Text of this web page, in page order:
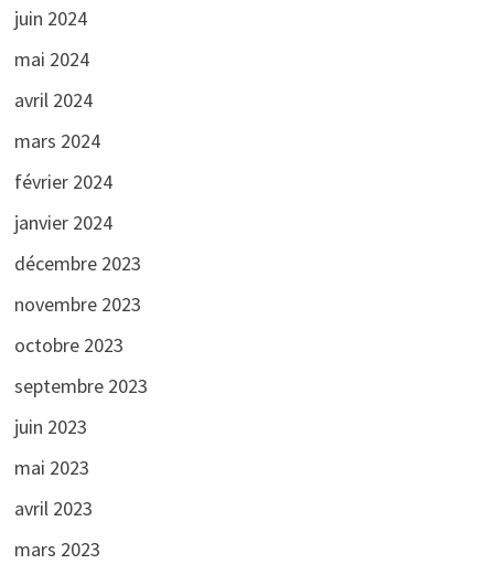
juin 2024
mai 2024
avril 2024
mars 2024
février 2024
janvier 2024
décembre 2023
novembre 2023
octobre 2023
septembre 2023
juin 2023
mai 2023
avril 2023
mars 2023